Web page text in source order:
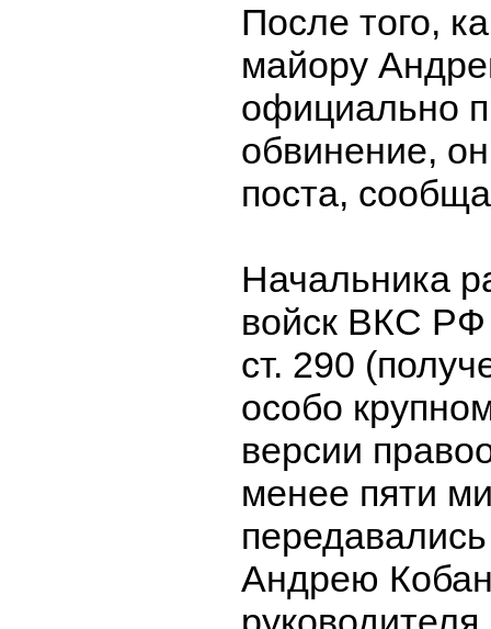
После того,
майору
официально
обвинение,
поста,
Начальника
войск ВКС РФ
ст. 290
особо
версии
менее пяти
Андрею